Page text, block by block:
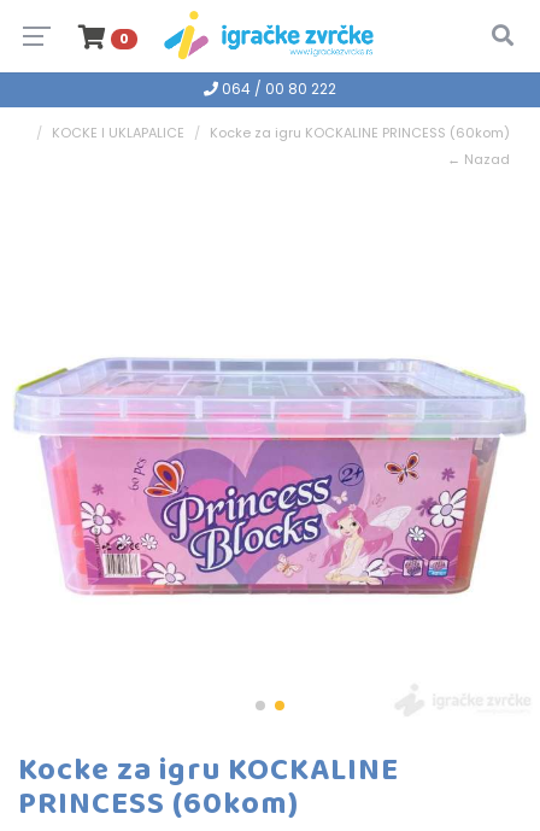
0
064 / 00 80 222
KOCKE I UKLAPALICE
Kocke za igru KOCKALINE PRINCESS (60kom)
← Nazad
Kocke za igru KOCKALINE
PRINCESS (60kom)